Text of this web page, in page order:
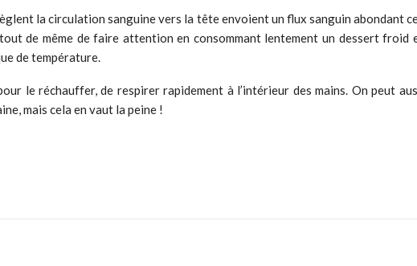
la circulation sanguine vers la tête envoient un flux sanguin abondant
de même de faire attention en consommant lentement un dessert froid
de température.
le réchauffer, de respirer rapidement à l’intérieur des mains. On peut
mais cela en vaut la peine !